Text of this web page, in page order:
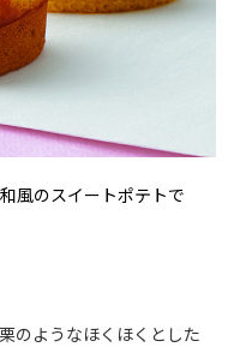
風のスイートポテトで
のようなほくほくとした